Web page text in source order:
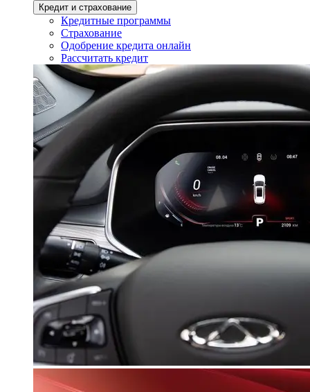
Кредит и страхование
Кредитные программы
Страхование
Одобрение кредита онлайн
Рассчитать кредит